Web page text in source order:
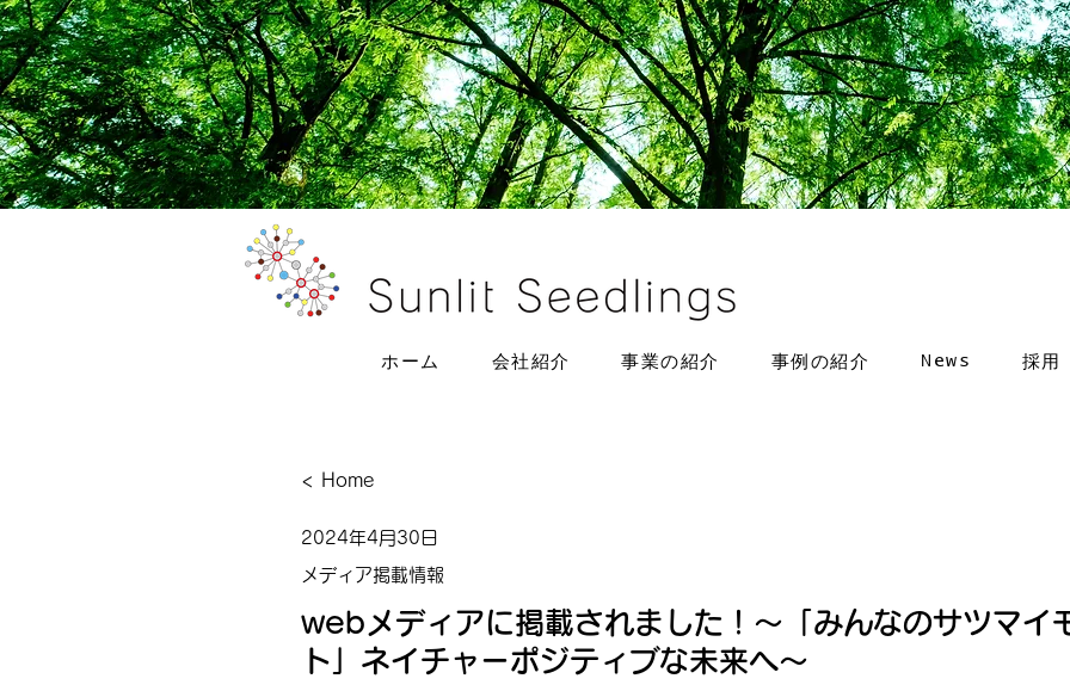
ホーム 会社紹介 事業の紹介 事例の紹介 News 採用
< Home
2024年4月30日
メディア掲載情報
webメディアに掲載されました！～「みんなのサツマイ
ト」ネイチャーポジティブな未来へ～